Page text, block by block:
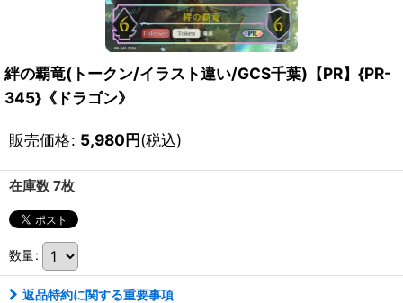
絆の覇竜(トークン/イラスト違い/GCS千葉)【PR】{PR-
345}《ドラゴン》
販売価格: 5,980円(税込)
在庫数 7枚
数量:
返品特約に関する重要事項